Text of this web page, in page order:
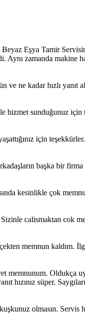
Eşya Tamir
Aynı zamanda
ne kadar hızlı yanıt
hizmet sunduğunuz için
için
başka bir
kesinlikle çok
calismaktan cok
memnun
memnunum. Oldukça
hızınız süper.
olmasın. Servis